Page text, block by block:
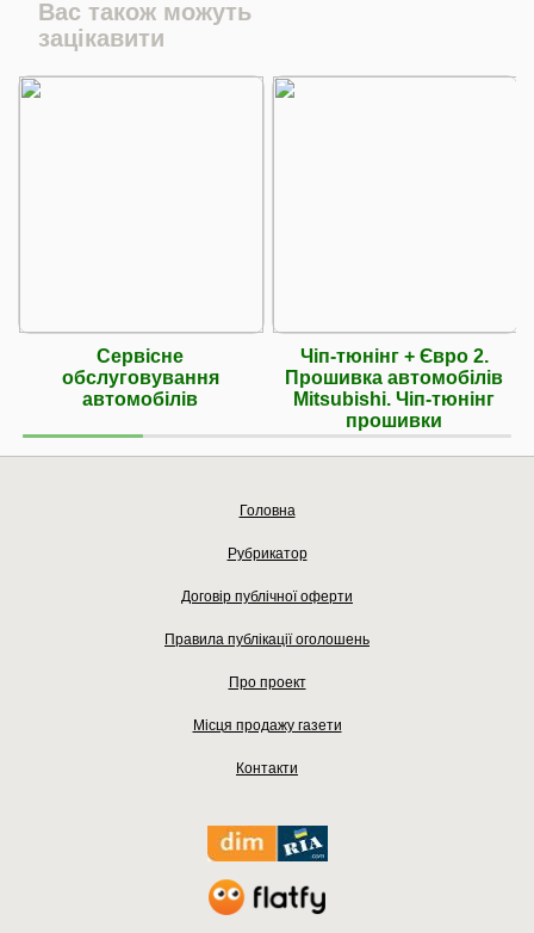
Вас також можуть
зацікавити
Сервісне
обслуговування
автомобілів
Чіп-тюнінг + Євро 2.
Прошивка автомобілів
Mitsubishi. Чіп-тюнінг
прошивки
Головна
Рубрикатор
Договір публічної оферти
Правила публікації оголошень
Про проект
Місця продажу газети
Контакти